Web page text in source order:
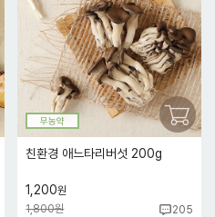
무농약
친환경 애느타리버섯 200g
1,200원
1,800원
205